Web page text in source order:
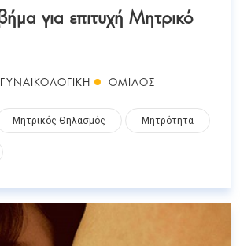
για επιτυχή Μητρικό
ΟΜΙΛΟΣ
Μητρικός Θηλασμός Μητρότητα